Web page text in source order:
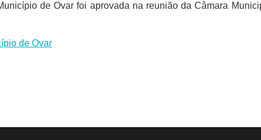
de Ovar foi aprovada na reunião da Câmara
de Ovar